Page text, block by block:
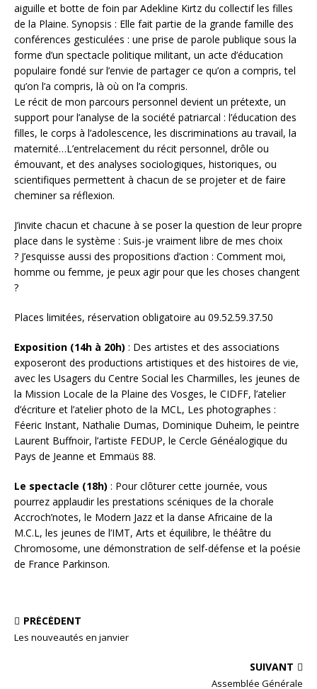
aiguille et botte de foin par Adekline Kirtz du collectif les filles
de la Plaine. Synopsis : Elle fait partie de la grande famille des
conférences gesticulées : une prise de parole publique sous la
forme d’un spectacle politique militant, un acte d’éducation
populaire fondé sur l’envie de partager ce qu’on a compris, tel
qu’on l’a compris, là où on l’a compris.
Le récit de mon parcours personnel devient un prétexte, un
support pour l’analyse de la société patriarcal : l’éducation des
filles, le corps à l’adolescence, les discriminations au travail, la
maternité…L’entrelacement du récit personnel, drôle ou
émouvant, et des analyses sociologiques, historiques, ou
scientifiques permettent à chacun de se projeter et de faire
cheminer sa réflexion.
J’invite chacun et chacune à se poser la question de leur propre
place dans le système : Suis-je vraiment libre de mes choix
? J’esquisse aussi des propositions d’action : Comment moi,
homme ou femme, je peux agir pour que les choses changent
?
Places limitées, réservation obligatoire au 09.52.59.37.50
Exposition (14h à 20h) : Des artistes et des associations
exposeront des productions artistiques et des histoires de vie,
avec les Usagers du Centre Social les Charmilles, les jeunes de
la Mission Locale de la Plaine des Vosges, le CIDFF, l’atelier
d’écriture et l’atelier photo de la MCL, Les photographes :
Féeric Instant, Nathalie Dumas, Dominique Duheim, le peintre
Laurent Buffnoir, l’artiste FEDUP, le Cercle Généalogique du
Pays de Jeanne et Emmaüs 88.
Le spectacle (18h) : Pour clôturer cette journée, vous
pourrez applaudir les prestations scéniques de la chorale
Accroch’notes, le Modern Jazz et la danse Africaine de la
M.C.L, les jeunes de l’IMT, Arts et équilibre, le théâtre du
Chromosome, une démonstration de self-défense et la poésie
de France Parkinson.
PRÉCÉDENT
Les nouveautés en janvier
SUIVANT
Assemblée Générale